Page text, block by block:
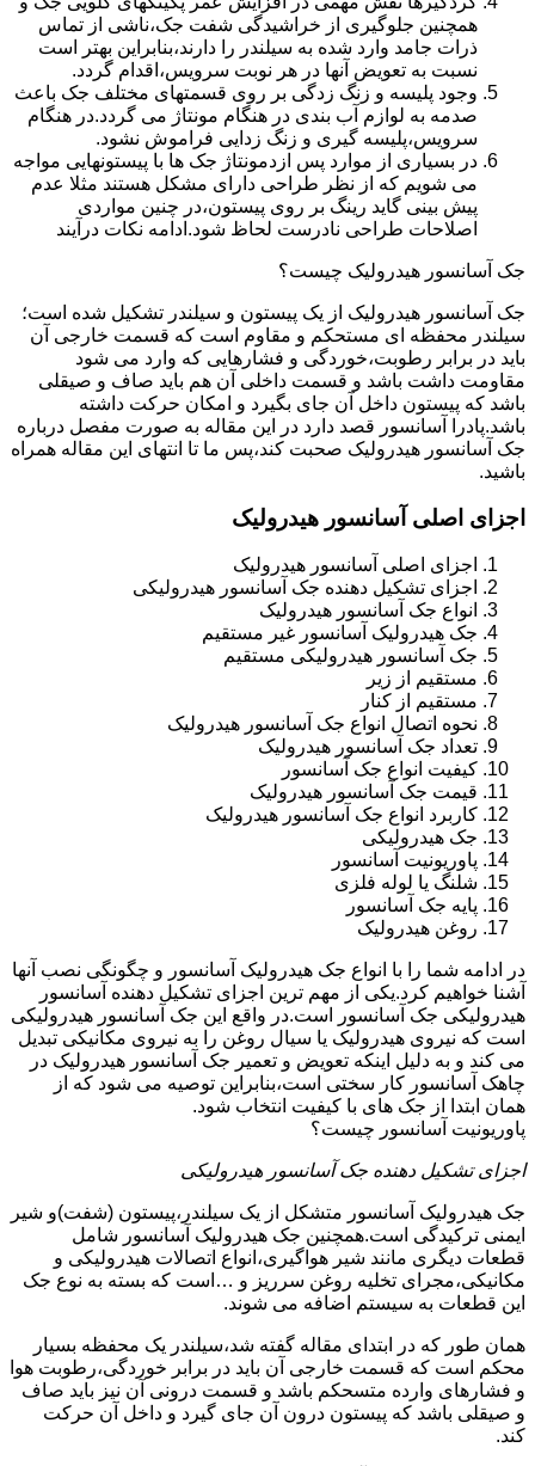
همچنین جلوگیری از خراشیدگی شفت جک،ناشی از تماس
ذرات جامد وارد شده به سیلندر را دارند،بنابراین بهتر است
نسبت به تعویض آنها در هر نوبت سرویس،اقدام گردد.
وجود پلیسه و زنگ زدگی بر روی قسمتهای مختلف جک باعث
صدمه به لوازم آب بندی در هنگام مونتاژ می گردد.در هنگام
سرویس،پلیسه گیری و زنگ زدایی فراموش نشود.
در بسیاری از موارد پس ازدمونتاژ جک ها با پیستونهایی مواجه
می شویم که از نظر طراحی دارای مشکل هستند مثلا عدم
پیش بینی گاید رینگ بر روی پیستون،در چنین مواردی
اصلاحات طراحی نادرست لحاظ شود.ادامه نکات درآیند
جک آسانسور هیدرولیک چیست؟
جک آسانسور هیدرولیک از یک پیستون و سیلندر تشکیل شده است؛
سیلندر محفظه ای مستحکم و مقاوم است که قسمت خارجی آن
باید در برابر رطوبت،خوردگی و فشارهایی که وارد می شود
مقاومت داشت باشد و قسمت داخلی آن هم باید صاف و صیقلی
باشد که پیستون داخل آن جای بگیرد و امکان حرکت داشته
باشد.پادرا آسانسور قصد دارد در این مقاله به صورت مفصل درباره
جک آسانسور هیدرولیک صحبت کند،پس ما تا انتهای این مقاله همراه
باشید.
اجزای اصلی آسانسور هیدرولیک
اجزای اصلی آسانسور هیدرولیک
اجزای تشکیل دهنده جک آسانسور هیدرولیکی
انواع جک آسانسور هیدرولیک
جک هیدرولیک آسانسور غیر مستقیم
جک آسانسور هیدرولیکی مستقیم
مستقیم از زیر
مستقیم از کنار
نحوه اتصال انواع جک آسانسور هیدرولیک
تعداد جک آسانسور هیدرولیک
کیفیت انواع جک آسانسور
قیمت جک آسانسور هیدرولیک
کاربرد انواع جک آسانسور هیدرولیک
جک هیدرولیکی
پاوریونیت آسانسور
شلنگ یا لوله فلزی
پایه جک آسانسور
روغن هیدرولیک
در ادامه شما را با انواع جک هیدرولیک آسانسور و چگونگی نصب آنها
آشنا خواهیم کرد.یکی از مهم ترین اجزای تشکیل دهنده آسانسور
هیدرولیکی جک آسانسور است.در واقع این جک آسانسور هیدرولیکی
است که نیروی هیدرولیک یا سیال روغن را به نیروی مکانیکی تبدیل
می کند و به دلیل اینکه تعویض و تعمیر جک آسانسور هیدرولیک در
چاهک آسانسور کار سختی است،بنابراین توصیه می شود که از
همان ابتدا از جک های با کیفیت انتخاب شود.
پاوریونیت آسانسور چیست؟
اجزای تشکیل دهنده جک آسانسور هیدرولیکی
جک هیدرولیک آسانسور متشکل از یک سیلندر،پیستون (شفت)و شیر
ایمنی ترکیدگی است.همچنین جک هیدرولیک آسانسور شامل
قطعات دیگری مانند شیر هواگیری،انواع اتصالات هیدرولیکی و
مکانیکی،مجرای تخلیه روغن سرریز و …است که بسته به نوع جک
این قطعات به سیستم اضافه می شوند.
همان طور که در ابتدای مقاله گفته شد،سیلندر یک محفظه بسیار
محکم است که قسمت خارجی آن باید در برابر خوردگی،رطوبت هوا
و فشارهای وارده متسحکم باشد و قسمت درونی آن نیز باید صاف
و صیقلی باشد که پیستون درون آن جای گیرد و داخل آن حرکت
کند.